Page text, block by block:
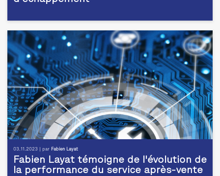
03.11.2023 | par Fabien Layat
Fabien Layat témoigne de l'évolution de
la performance du service après-vente